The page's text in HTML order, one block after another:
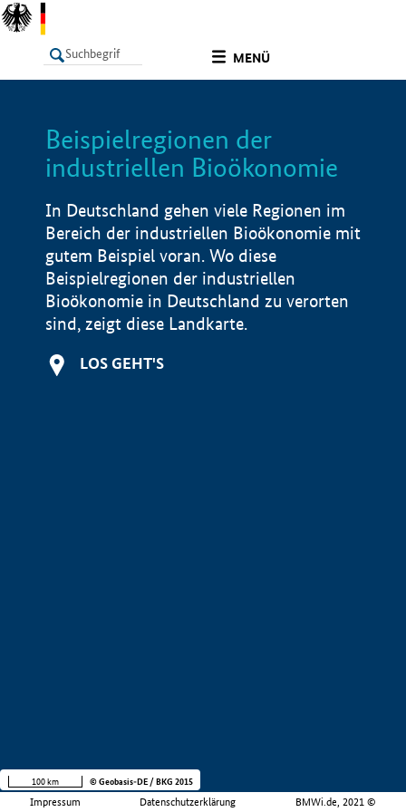
MENÜ
LISTE
Beispielregionen der
industriellen Bioökonomie
In Deutschland gehen viele Regionen im
Bereich der industriellen Bioökonomie mit
gutem Beispiel voran. Wo diese
Beispielregionen der industriellen
Bioökonomie in Deutschland zu verorten
sind, zeigt diese Landkarte.
LOS GEHT'S
Impressum Datenschutzerklärung BMWi.de, 2021 ©
100 km © Geobasis-DE / BKG 2015